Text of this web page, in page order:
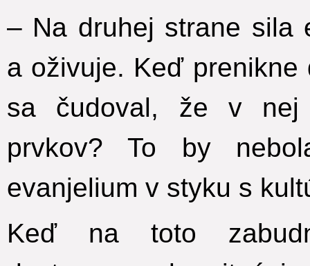
– Na druhej strane sila
a oživuje. Keď
sa čudoval, že v nej
prvkov? To by
evanjelium v styku s
Keď na toto